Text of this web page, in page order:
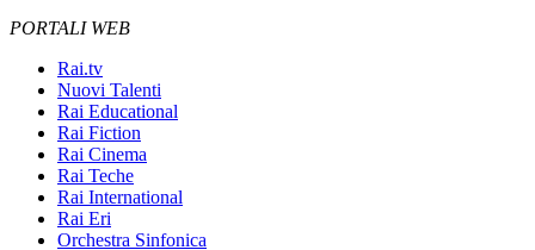
PORTALI WEB
Rai.tv
Nuovi Talenti
Rai Educational
Rai Fiction
Rai Cinema
Rai Teche
Rai International
Rai Eri
Orchestra Sinfonica